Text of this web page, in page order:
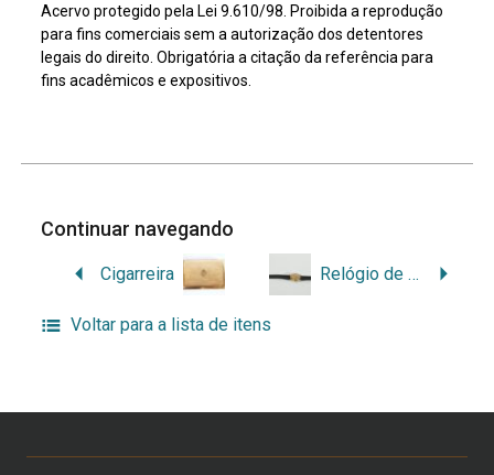
Acervo protegido pela Lei 9.610/98. Proibida a reprodução
para fins comerciais sem a autorização dos detentores
legais do direito. Obrigatória a citação da referência para
fins acadêmicos e expositivos.
Continuar navegando
Cigarreira Relógio de pulso
Voltar para a lista de itens